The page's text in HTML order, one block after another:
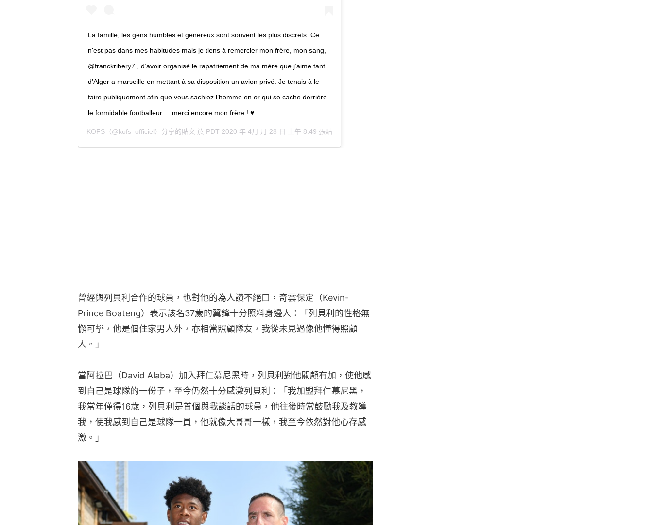
La famille, les gens humbles et généreux sont souvent les plus discrets. Ce
n’est pas dans mes habitudes mais je tiens à remercier mon frère, mon sang,
@franckribery7 , d’avoir organisé le rapatriement de ma mère que j’aime tant
d’Alger a marseille en mettant à sa disposition un avion privé. Je tenais à le
faire publiquement afin que vous sachiez l’homme en or qui se cache derrière
le formidable footballeur ... merci encore mon frère ! ♥️
KOFS （@kofs_officiel）分享的貼文 於 PDT 2020 年 4月 月 28 日 上午 8:49 張貼
曾經與列貝利合作的球員，也對他的為人讚不絕口，奇雲保定（Kevin-
Prince Boateng）表示該名37歲的翼鋒十分照料身邊人：「列貝利的性格無
懈可擊，他是個住家男人外，亦相當照顧隊友，我從未見過像他懂得照顧
人。」
當阿拉巴（David Alaba）加入拜仁慕尼黑時，列貝利對他關顧有加，使他感
到自己是球隊的一份子，至今仍然十分感激列貝利：「我加盟拜仁慕尼黑，
我當年僅得16歲，列貝利是首個與我談話的球員，他往後時常鼓勵我及教導
我，使我感到自己是球隊一員，他就像大哥哥一樣，我至今依然對他心存感
激。」